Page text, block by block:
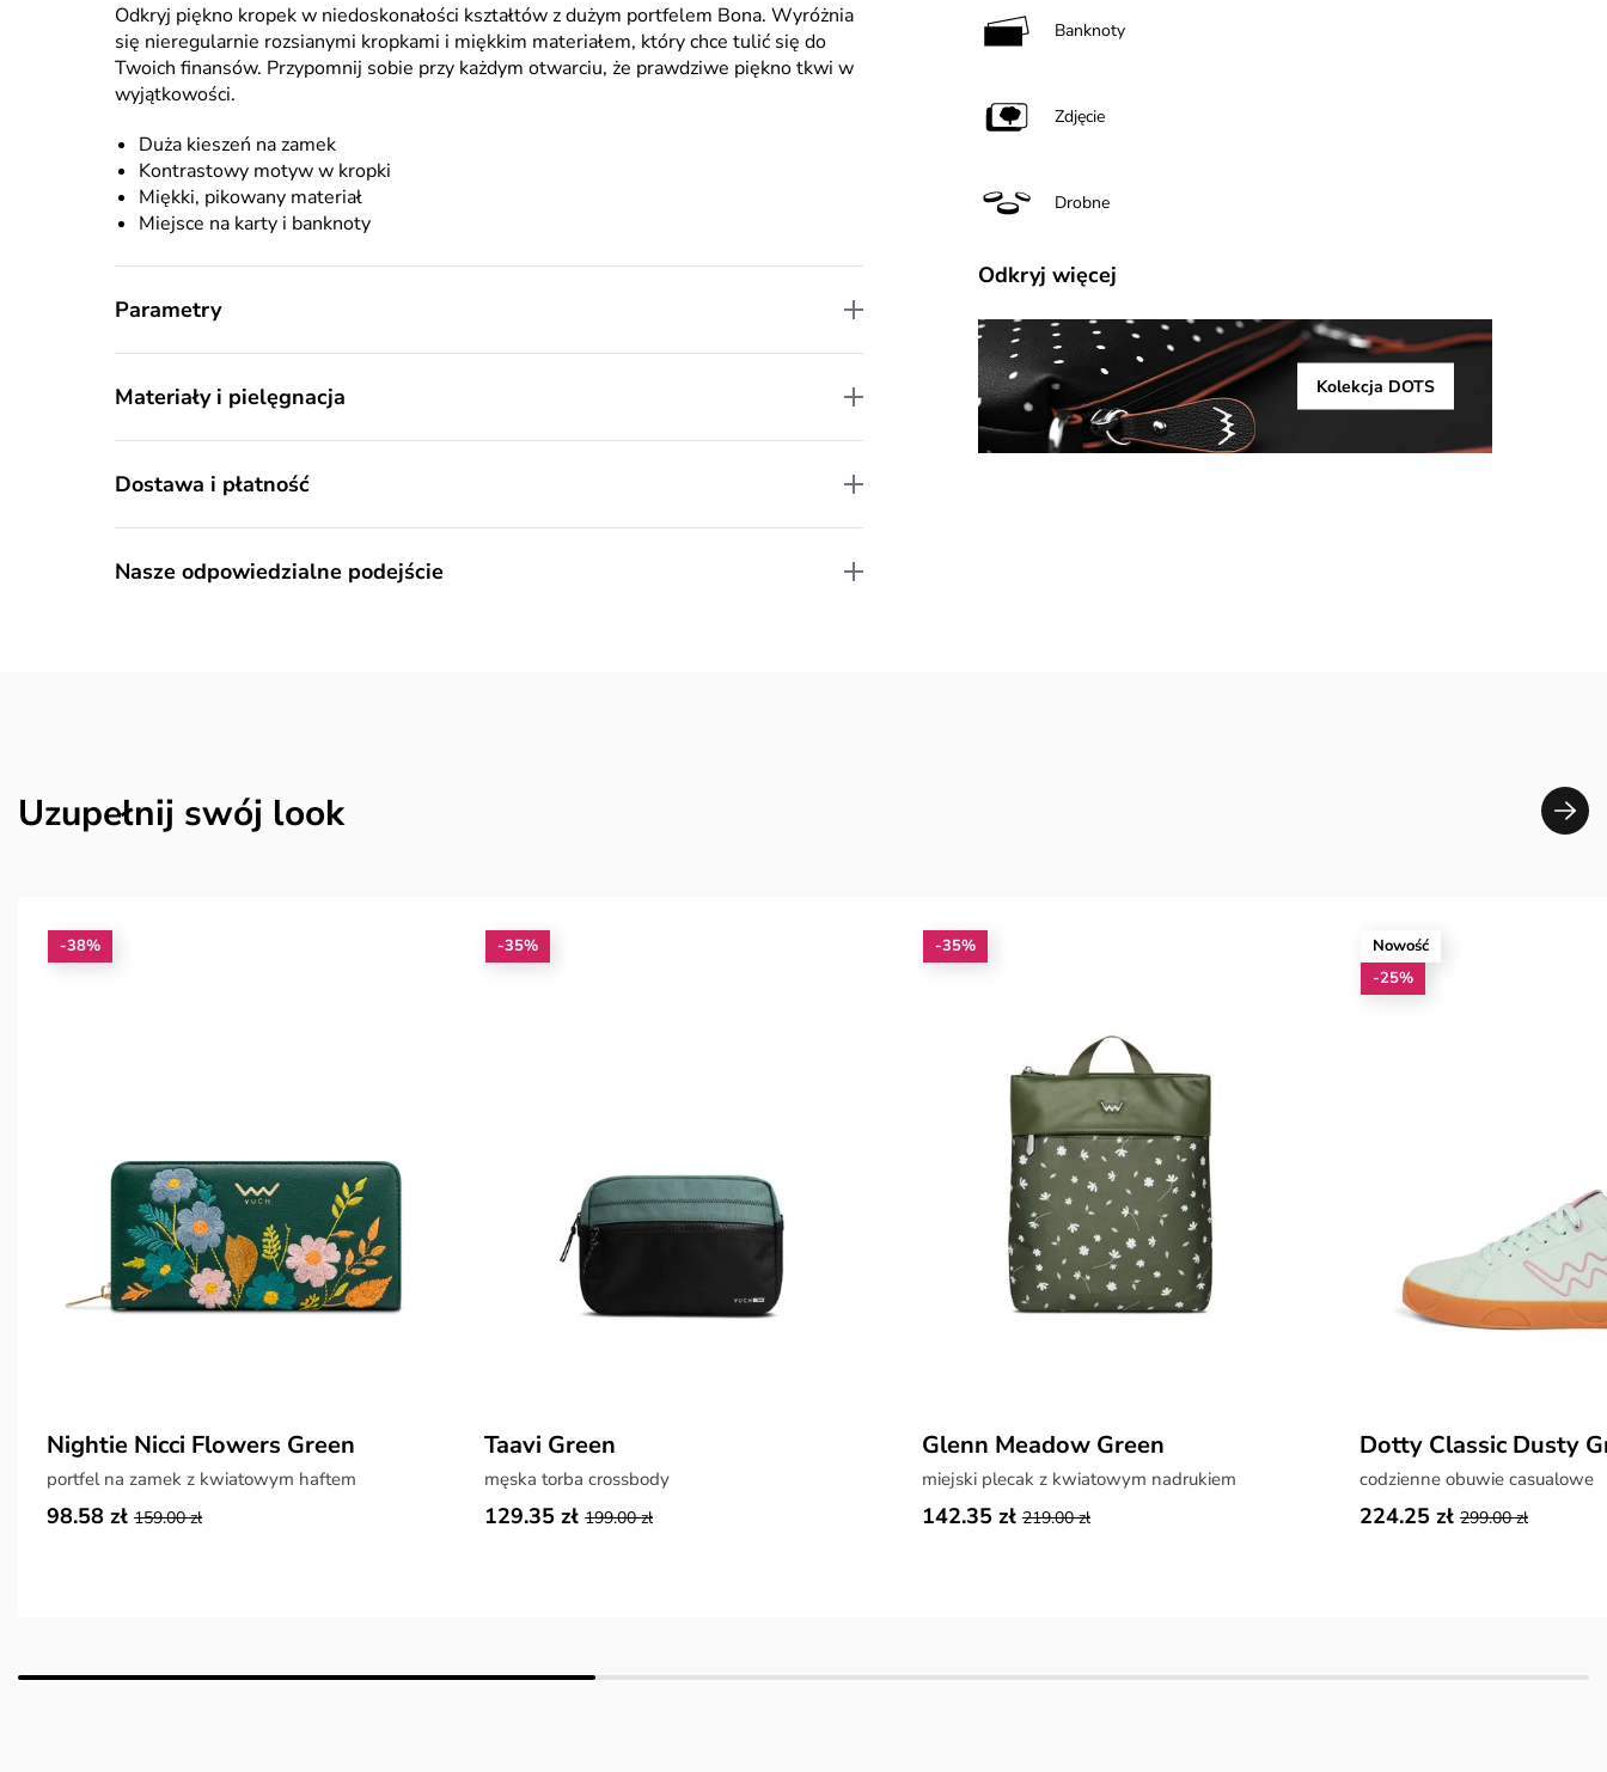
Odkryj piękno kropek w niedoskonałości kształtów z dużym portfelem Bona. Wyróżnia
się nieregularnie rozsianymi kropkami i miękkim materiałem, który chce tulić się do
Twoich finansów. Przypomnij sobie przy każdym otwarciu, że prawdziwe piękno tkwi w
wyjątkowości.
Duża kieszeń na zamek
Kontrastowy motyw w kropki
Miękki, pikowany materiał
Miejsce na karty i banknoty
Parametry
Materiały i pielęgnacja
Dostawa i płatność
Nasze odpowiedzialne podejście
Banknoty
Zdjęcie
Drobne
Odkryj więcej
Kolekcja DOTS
Uzupełnij swój look
-38%
Nightie Nicci Flowers Green
portfel na zamek z kwiatowym haftem
98.58 zł 159.00 zł
-35%
Taavi Green
męska torba crossbody
129.35 zł 199.00 zł
-35%
Glenn Meadow Green
miejski plecak z kwiatowym nadrukiem
142.35 zł 219.00 zł
Nowość
-25%
Dotty Classic Dusty
codzienne obuwie casualowe
224.25 zł 299.00 zł